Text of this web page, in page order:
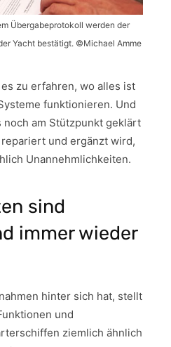
Übergabeprotokoll werden der
Yacht bestätigt. ©Michael Amme
zu erfahren, wo alles ist
funktionieren. Und
noch am Stützpunkt geklärt
und ergänzt wird,
Unannehmlichkeiten.
sind
immer wieder
hinter sich hat, stellt
und
ziemlich ähnlich